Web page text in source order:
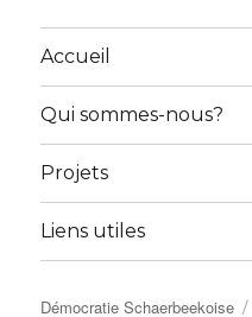
Accueil
Qui sommes-nous?
Projets
Liens utiles
Démocratie Schaerbeekoise